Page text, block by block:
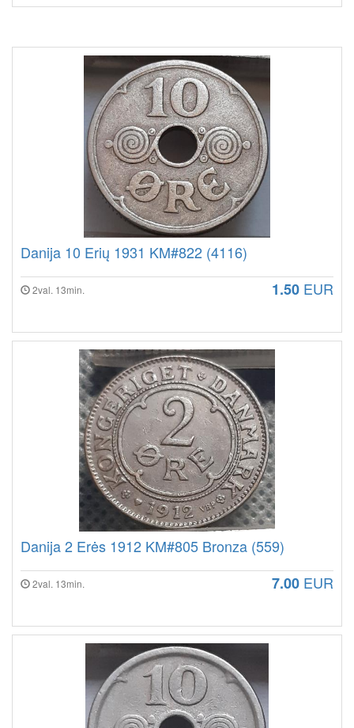
Danija 10 Erių 1931 KM#822 (4116)
2val. 13min. 1.50 EUR
Danija 2 Erės 1912 KM#805 Bronza (559)
2val. 13min. 7.00 EUR